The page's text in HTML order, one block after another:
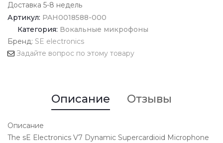
Доставка 5-8 недель
Артикул: PAH0018588-000
Категория: Вокальные микрофоны
Бренд: SE electronics
Задайте вопрос по этому товару
Описание Отзывы
Описание
The sE Electronics V7 Dynamic Supercardioid Microphone